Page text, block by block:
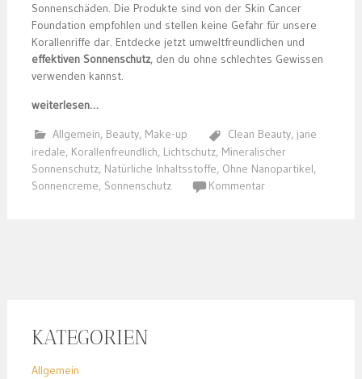
Sonnenschäden. Die Produkte sind von der Skin Cancer
Foundation empfohlen und stellen keine Gefahr für unsere
Korallenriffe dar. Entdecke jetzt umweltfreundlichen und
effektiven Sonnenschutz, den du ohne schlechtes Gewissen
verwenden kannst.
weiterlesen…
Allgemein, Beauty, Make-up Clean Beauty, jane
iredale, Korallenfreundlich, Lichtschutz, Mineralischer
Sonnenschutz, Natürliche Inhaltsstoffe, Ohne Nanopartikel,
Sonnencreme, Sonnenschutz Kommentar
KATEGORIEN
Allgemein